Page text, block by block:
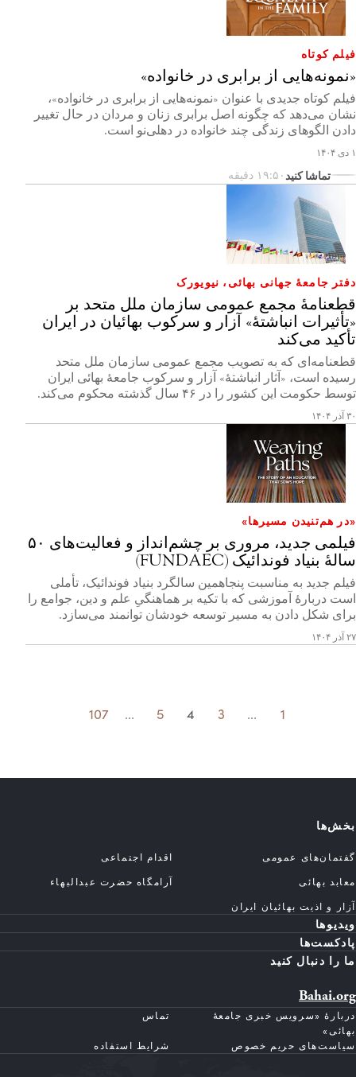
فیلم کوتاه
«نمونه‌هایی از برابری در خانواده»
فیلم کوتاه جدیدی با عنوان «نمونه‌هایی از برابری در خانواده»،
نشان می‌دهد که چگونه اصل برابری زنان و مردان در حال تغییر
دادن الگوهای زندگی چند خانواده در دهلی‌نو است.
۱ دی ۱۴۰۴
تماشا کنید ۱۹:۵۰ دقیقه
دفتر جامعهٔ جهانی بهائی، نیویورک
قطعنامهٔ مجمع عمومی سازمان ملل متحد بر
«تأثیرات انباشتهٔ» آزار و سرکوب بهائیان در ایران
تأکید می‌کند
قطعنامه‌ای که به تصویب مجمع عمومی سازمان ملل متحد
رسیده است، «آثار انباشتهٔ» آزار و سرکوب جامعهٔ بهائی ایران
توسط حکومت این کشور را در ۴۶ سال گذشته محکوم می‌کند.
۳۰ آذر ۱۴۰۴
«در هم‌تنیدن مسیرها»
فیلمی جدید، مروری بر چشم‌انداز و فعالیت‌های ۵۰
سالۀ بنیاد فوندائیک (FUNDAEC)
فیلم جدید به مناسبت پنجاهمین سالگرد بنیاد فوندائیک، تأملی
است دربارۀ آموزشی که با تکیه بر هماهنگیِ علم و دین، جوامع را
برای شکل دادن به مسیر توسعه خودشان توانمند می‌سازد.
۲۷ آذر ۱۴۰۴
1
...
3
4
5
...
107
بخش‌ها
گفتمان‌های عمومی
اقدام اجتماعی
معابد بهائی
آرامگاه حضرت عبدالبهاء
آزار و اذیت بهائیان ایران
ویدیوها
پادکست‌ها
ما را دنبال کنید
Bahai.org
دربارهٔ «سرویس خبری جامعهٔ
بهائی»
تماس
سیاست‌های حریم خصوص شرایط استفاده